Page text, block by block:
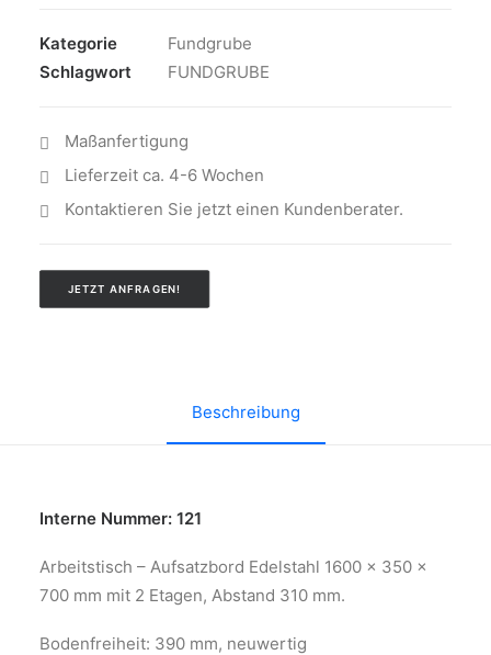
Kategorie
Fundgrube
Schlagwort
FUNDGRUBE
Maßanfertigung
Lieferzeit ca. 4-6 Wochen
Kontaktieren Sie jetzt einen Kundenberater.
JETZT ANFRAGEN!
Beschreibung
Interne Nummer: 121
Arbeitstisch – Aufsatzbord Edelstahl 1600 x 350 x
700 mm mit 2 Etagen, Abstand 310 mm.
Bodenfreiheit: 390 mm, neuwertig